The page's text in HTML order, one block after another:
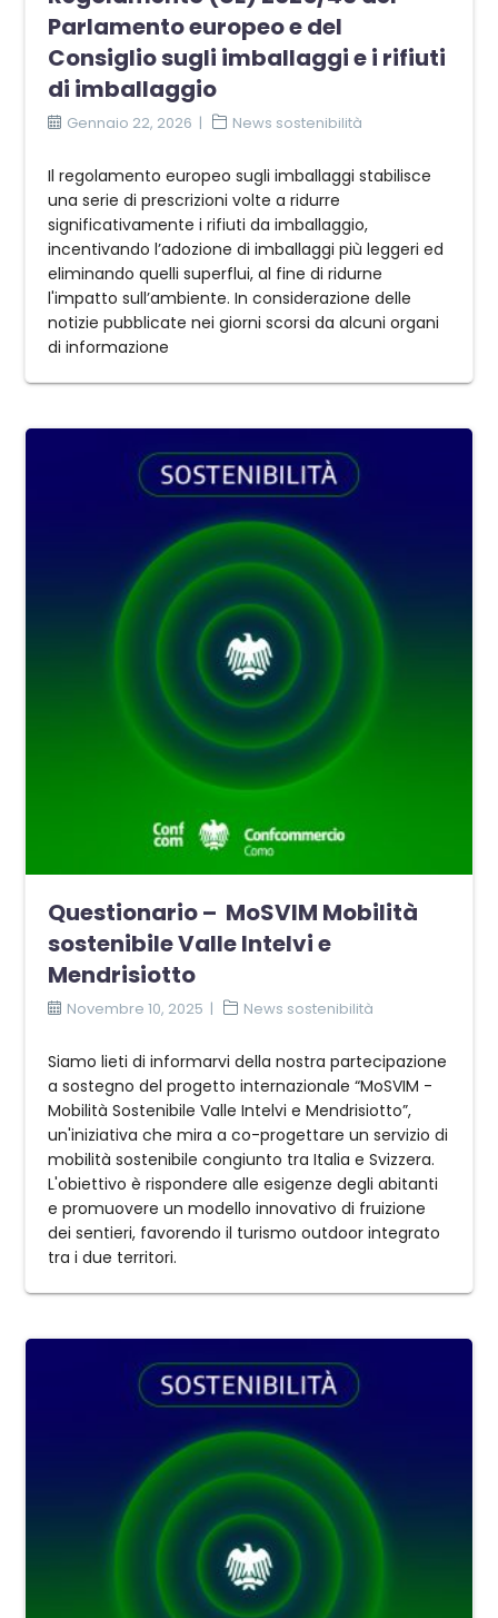
Parlamento europeo e del
Consiglio sugli imballaggi e i rifiuti
di imballaggio
Gennaio 22, 2026 News sostenibilità
Il regolamento europeo sugli imballaggi stabilisce
una serie di prescrizioni volte a ridurre
significativamente i rifiuti da imballaggio,
incentivando l’adozione di imballaggi più leggeri ed
eliminando quelli superflui, al fine di ridurne
l'impatto sull’ambiente. In considerazione delle
notizie pubblicate nei giorni scorsi da alcuni organi
di informazione
Questionario – MoSVIM Mobilità
sostenibile Valle Intelvi e
Mendrisiotto
Novembre 10, 2025 News sostenibilità
Siamo lieti di informarvi della nostra partecipazione
a sostegno del progetto internazionale “MoSVIM -
Mobilità Sostenibile Valle Intelvi e Mendrisiotto”,
un'iniziativa che mira a co-progettare un servizio di
mobilità sostenibile congiunto tra Italia e Svizzera.
L'obiettivo è rispondere alle esigenze degli abitanti
e promuovere un modello innovativo di fruizione
dei sentieri, favorendo il turismo outdoor integrato
tra i due territori.